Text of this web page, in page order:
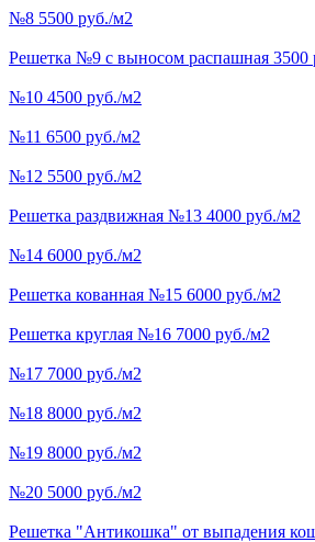
№8 5500 руб./м2
Решетка №9 с выносом распашная 3500
№10 4500 руб./м2
№11 6500 руб./м2
№12 5500 руб./м2
Решетка раздвижная №13 4000 руб./м2
№14 6000 руб./м2
Решетка кованная №15 6000 руб./м2
Решетка круглая №16 7000 руб./м2
№17 7000 руб./м2
№18 8000 руб./м2
№19 8000 руб./м2
№20 5000 руб./м2
Решетка "Антикошка" от выпадения